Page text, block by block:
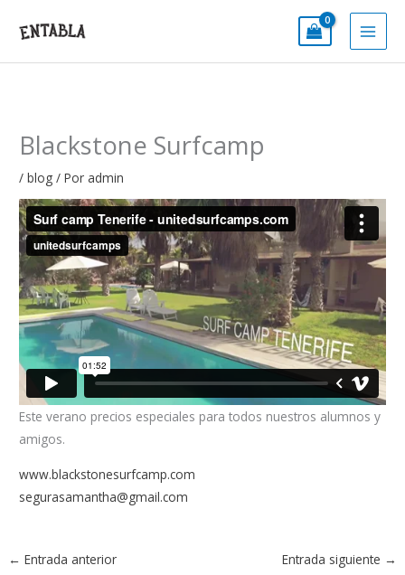
Blackstone Surfcamp
/blog / Por admin
Este verano precios especiales para todos nuestros alumnos y
amigos.
www.blackstonesurfcamp.com
segurasamantha@gmail.com
← Entrada anterior Entrada siguiente →